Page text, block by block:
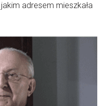
adresem mieszkała